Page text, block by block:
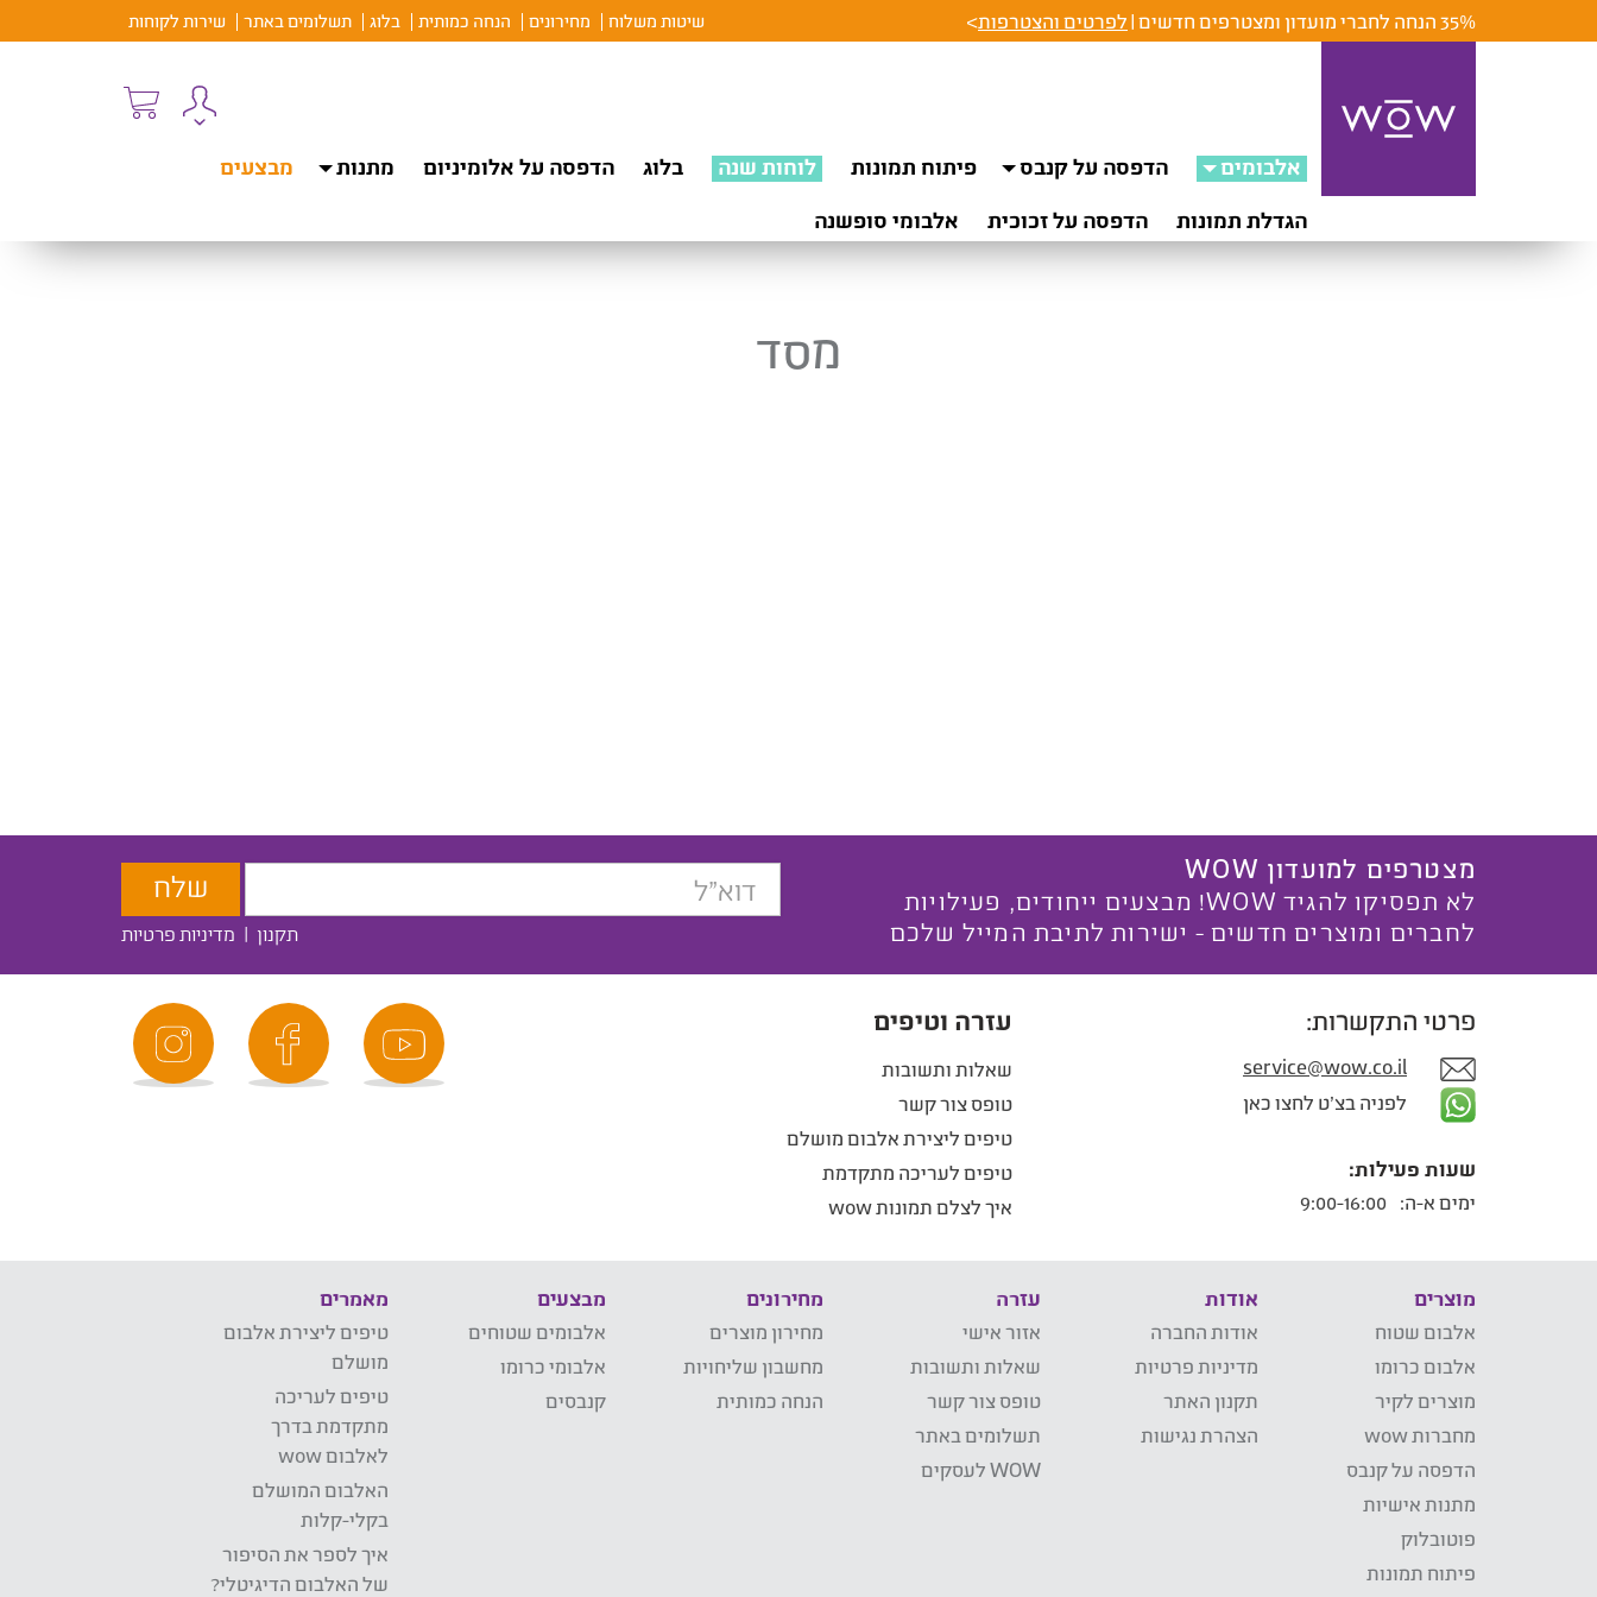
35% הנחה לחברי מועדון ומצטרפים חדשים | לפרטים והצטרפות> שיטות משלוח מחירונים הנחה כמותית בלוג תשלומים באתר שירות לקוחות
אלבומים הדפסה על קנבס פיתוח תמונות לוחות שנה בלוג הדפסה על אלומיניום מתנות
מבצעים
הגדלת תמונות
הדפסה על זכוכית אלבומי סופשנה
מסד
מצטרפים למועדון WOW
לא תפסיקו להגיד WOW! מבצעים ייחודים, פעילויות
לחברים ומוצרים חדשים - ישירות לתיבת המייל שלכם
תקנון | מדיניות פרטיות
פרטי התקשרות:
service@wow.co.il
לפניה בצ'ט לחצו כאן
שעות פעילות:
ימים א-ה:
עזרה וטיפים
שאלות ותשובות
טופס צור קשר
טיפים ליצירת אלבום מושלם
טיפים לעריכה מתקדמת
איך לצלם תמונות wow
מוצרים
אלבום שטוח
אלבום כרומו
מוצרים לקיר
מחברות wow
הדפסה על קנבס
מתנות אישיות
פוטובלוק
פיתוח תמונות
אודות
אודות החברה
מדיניות פרטיות
תקנון האתר
הצהרת נגישות
עזרה
אזור אישי
שאלות ותשובות
טופס צור קשר
תשלומים באתר
WOW לעסקים
מחירונים
מחירון מוצרים
מחשבון שליחויות
הנחה כמותית
מבצעים
אלבומים שטוחים
אלבומי כרומו
קנבסים
מאמרים
טיפים ליצירת אלבום
מושלם
טיפים לעריכה
מתקדמת בדרך
לאלבום wow
האלבום המושלם
בקלי-קלות
איך לספר את הסיפור
של האלבום הדיגיטלי?